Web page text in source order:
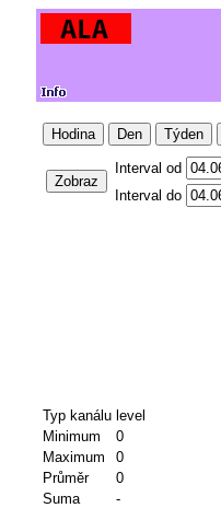
Hodina Den Týden
Zobraz
Interval od
Interval do
Typ kanálu level
Minimum
0
Maximum
0
Průměr
0
Suma
-